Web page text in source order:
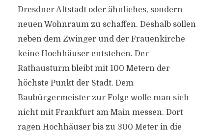
Dresdner Altstadt oder ähnliches, sondern
neuen Wohnraum zu schaffen. Deshalb sollen
neben dem Zwinger und der Frauenkirche
keine Hochhäuser entstehen. Der
Rathausturm bleibt mit 100 Metern der
höchste Punkt der Stadt. Dem
Baubürgermeister zur Folge wolle man sich
nicht mit Frankfurt am Main messen. Dort
ragen Hochhäuser bis zu 300 Meter in die